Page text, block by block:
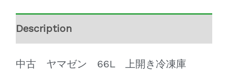
Description
中古 ヤマゼン 66L 上開き冷凍庫